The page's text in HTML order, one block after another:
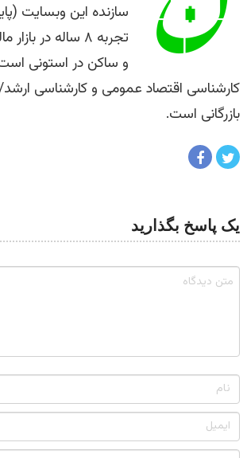
سازنده این وبسایت
تجربه ۸ ساله در
و ساکن در استونی
کارشناسی اقتصاد عمومی و کارشناسی
بازرگانی است.
یک پاسخ بگذارید